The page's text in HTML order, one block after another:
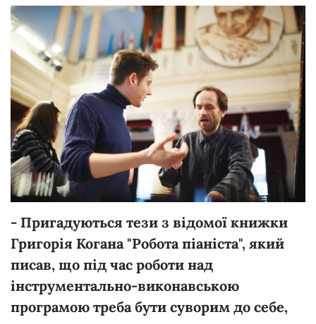
- Пригадуються тези з відомої книжки
Григорія Когана "Робота піаніста", який
писав, що під час роботи над
інструментально-виконавською
програмою треба бути суворим до себе,